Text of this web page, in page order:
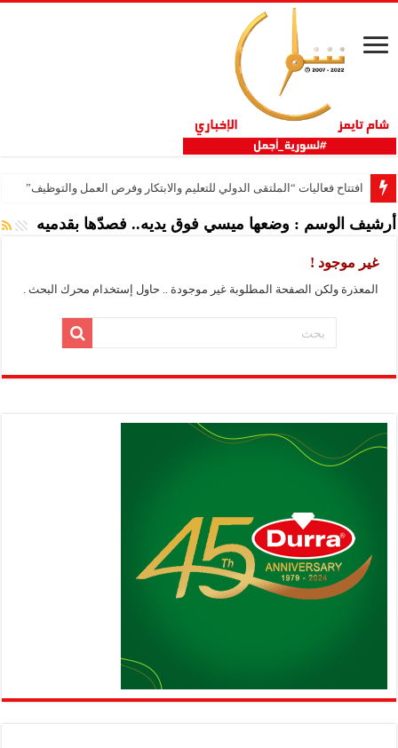
افتتاح فعاليات “الملتقى الدولي للتعليم والابتكار وفرص العمل والتوظيف”
أرشيف الوسم : وضعها ميسي فوق يديه.. فصدّها بقدميه
غير موجود !
المعذرة ولكن الصفحة المطلوبة غير موجودة .. حاول إستخدام محرك البحث .